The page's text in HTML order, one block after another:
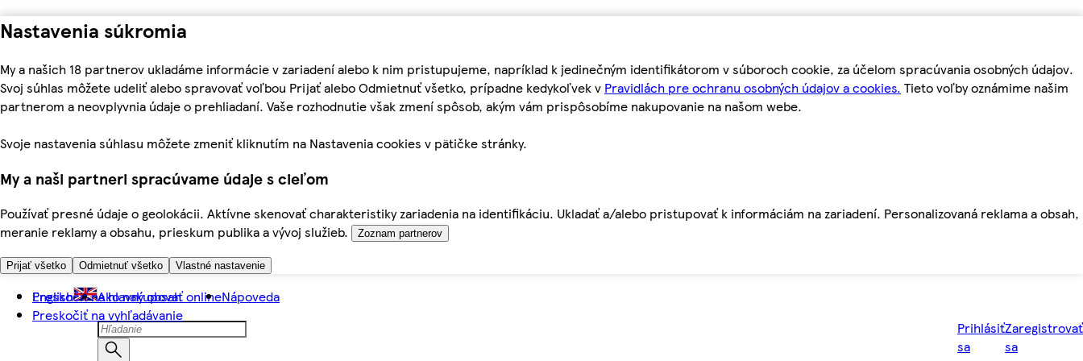
Nastavenia súkromia
My a našich 18 partnerov ukladáme informácie v zariadení alebo k nim pristupujeme, napríklad k jedinečným identifikátorom v súboroch cookie, za účelom spracúvania osobných údajov.
Svoj súhlas môžete udeliť alebo spravovať voľbou Prijať alebo Odmietnuť všetko, prípadne kedykoľvek v Pravidlách pre ochranu osobných údajov a cookies. Tieto voľby oznámime našim
partnerom a neovplyvnia údaje o prehliadaní. Vaše rozhodnutie však zmení spôsob, akým vám prispôsobíme nakupovanie na našom webe.
Svoje nastavenia súhlasu môžete zmeniť kliknutím na Nastavenia cookies v pätičke stránky.
My a naši partneri spracúvame údaje s cieľom
Používať presné údaje o geolokácii. Aktívne skenovať charakteristiky zariadenia na identifikáciu. Ukladať a/alebo pristupovať k informáciám na zariadení. Personalizovaná reklama a obsah,
meranie reklamy a obsahu, prieskum publika a vývoj služieb.
Zoznam partnerov
Prijať všetko Odmietnuť všetko Vlastné nastavenie
Preskočiť na hlavný obsah
Preskočiť na vyhľadávanie
English Ako nakupovať onlineNápoveda
Prihlásiť
sa
Zaregistrovať
sa